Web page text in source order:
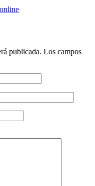
publicada. Los campos